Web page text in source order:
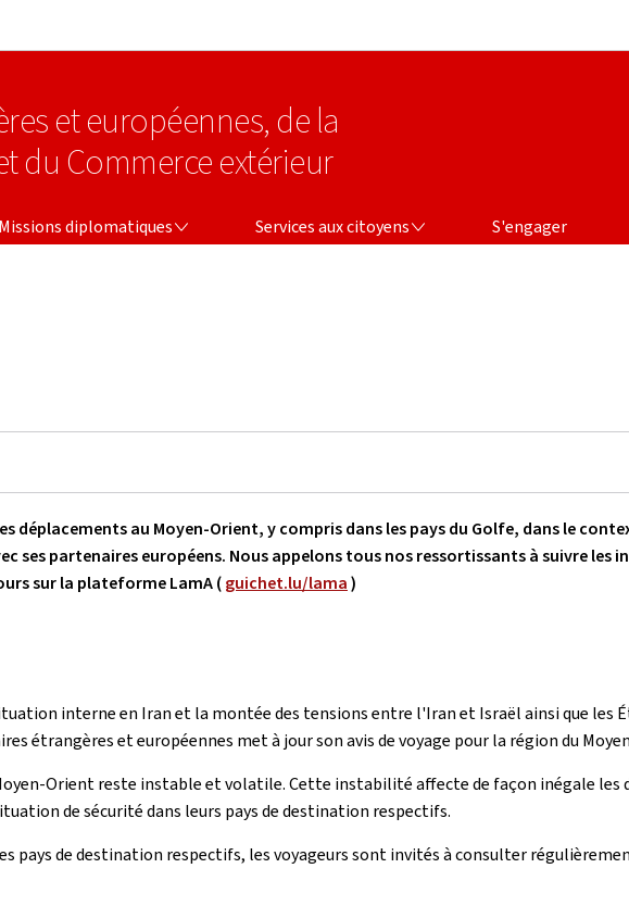
et européennes, de la
du Commerce extérieur
Missions diplomatiques Services aux citoyens
S'engager
déplacements au Moyen-Orient, y compris dans les pays du Golfe, dans le
ses partenaires européens. Nous appelons tous nos ressortissants à suivre les
sur la plateforme LamA (guichet.lu/lama)
interne en Iran et la montée des tensions entre l'Iran et Israël ainsi que les
étrangères et européennes met à jour son avis de voyage pour la région du
Orient reste instable et volatile. Cette instabilité affecte de façon inégale les
de sécurité dans leurs pays de destination respectifs.
de destination respectifs, les voyageurs sont invités à consulter